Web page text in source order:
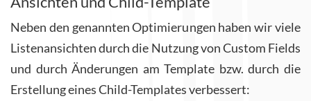
Neben den genannten Optimierungen haben wir viele
Listenansichten durch die Nutzung von Custom Fields
und durch Änderungen am Template bzw. durch die
Erstellung eines Child-Templates verbessert: